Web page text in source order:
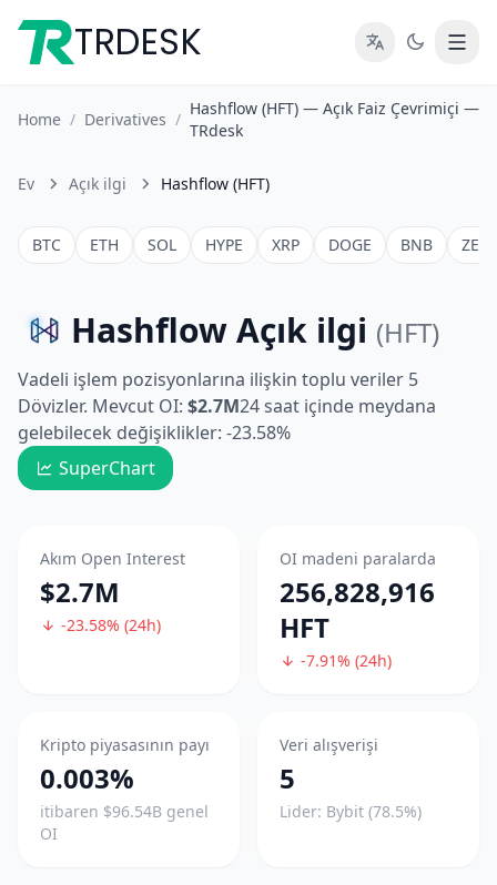
TRDESK
Home / Derivatives /
Hashflow (HFT) — Açık Faiz Çevrimiçi —
TRdesk
Ev Açık ilgi Hashflow (HFT)
BTC ETH SOL HYPE XRP DOGE BNB ZEC
Hashflow Açık ilgi (HFT)
Vadeli işlem pozisyonlarına ilişkin toplu veriler 5
Dövizler. Mevcut OI: $2.7M24 saat içinde meydana
gelebilecek değişiklikler: -23.58%
SuperChart
Akım Open Interest
$2.7M
-23.58% (24h)
OI madeni paralarda
256,828,916
HFT
-7.91% (24h)
Kripto piyasasının payı
0.003%
itibaren $96.54B genel
OI
Veri alışverişi
5
Lider: Bybit (78.5%)